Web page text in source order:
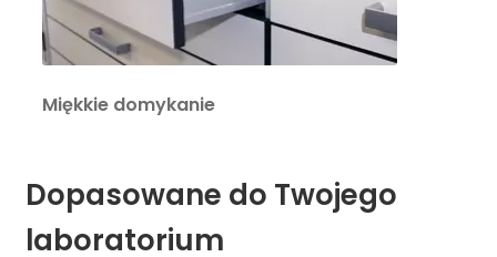
Miękkie domykanie
Dopasowane do Twojego
laboratorium